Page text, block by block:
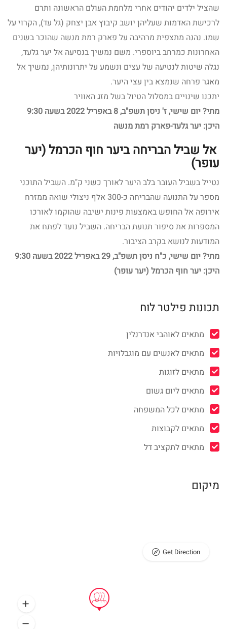
שהציל ילדים יהודים אחרי מלחמת העולם הראשונה ותרם
לרכישת האדמות שעליהן יושב קיבוץ אבן יצחק (גל עד), הקרוי על
שמו. נהנה מתצפית מרהיבה על פארק רמת מנשה שהוכר בשנים
האחרונות כמרחב ביוספרי. משם נמשיך בנסיעה אל יער גלעד,
נגלה שיטות לנטיעה של עצים ונשמע על יתרונותיהן, נמשיך אל
מאגר פרחה שנמצא בין עצי היער.
יתכנו שינויים במסלול הטיול בשל מזג האוויר
מתי? יום שישי, ז' ניסן תשפ"ב, 8 באפריל 2022 בשעה 9:30
היכן: יער גלעד-פארק רמת מנשה
אל שביל הבריחה ביער חוף הכרמל (יער
עופר)
נטייל בשביל העובר בלב היער לאורך כשני ק"מ. השביל התוכני
מספר על התנועה שהבריחה כ-300 אלף ניצולי שואה ממזרח
אירופה אל החופש באמצעות פינות ישיבה שהוקמו לאורכו
המספרות את סיפור תנועת הבריחה. השביל נועד לפתח את
המודעות לנושא בקרב הציבור.
מתי? יום שישי, כ"ח ניסן תשפ"ב, 29 באפריל 2022 בשעה 9:30
היכן: יער חוף הכרמל (יער עופר)
תכונות פילטר לוח
מתאים לאוהבי אנדרנלין
מתאים לאנשים עם מוגבלויות
מתאים לזוגות
מתאים ליום גשום
מתאים לכל המשפחה
מתאים לקבוצות
מתאים לתקציב דל
מיקום
Get Direction